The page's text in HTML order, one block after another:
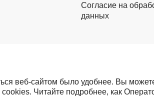
Согласие на
данных
веб-сайтом было удобнее. Вы
cookies. Читайте подробнее, как